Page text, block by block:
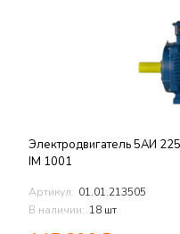
Электродвигатель 5АИ
IM 1001
Артикул: 01.01.213505
В наличии: 18 шт